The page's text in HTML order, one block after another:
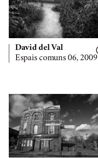
David del Val
Espais comuns 06, 2009